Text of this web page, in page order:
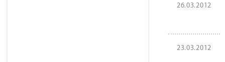
26.03.2012
23.03.2012